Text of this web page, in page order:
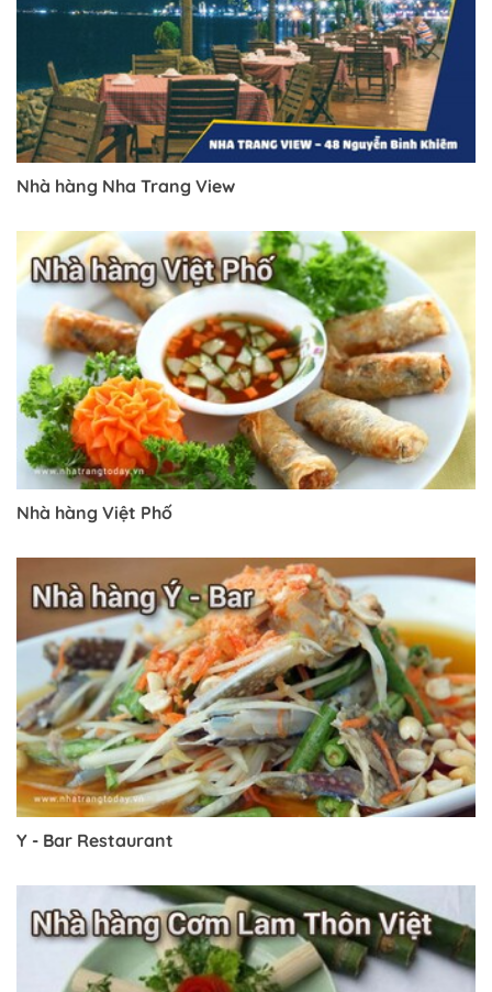
Nhà hàng Nha Trang View
Nhà hàng Việt Phố
Y - Bar Restaurant